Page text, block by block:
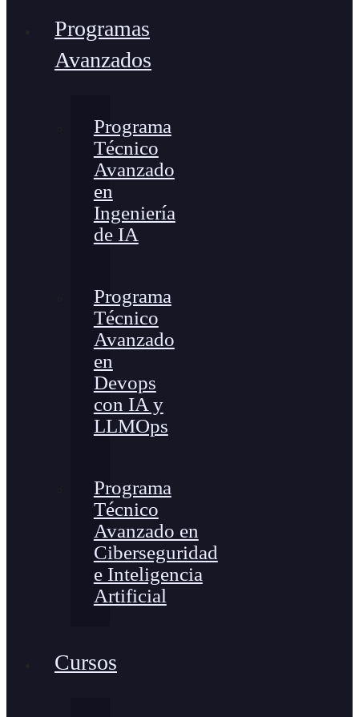
Programas
Avanzados
Programa
Técnico
Avanzado
en
Ingeniería
de IA
Programa
Técnico
Avanzado
en
Devops
con IA y
LLMOps
Programa
Técnico
Avanzado en
Ciberseguridad
e Inteligencia
Artificial
Cursos